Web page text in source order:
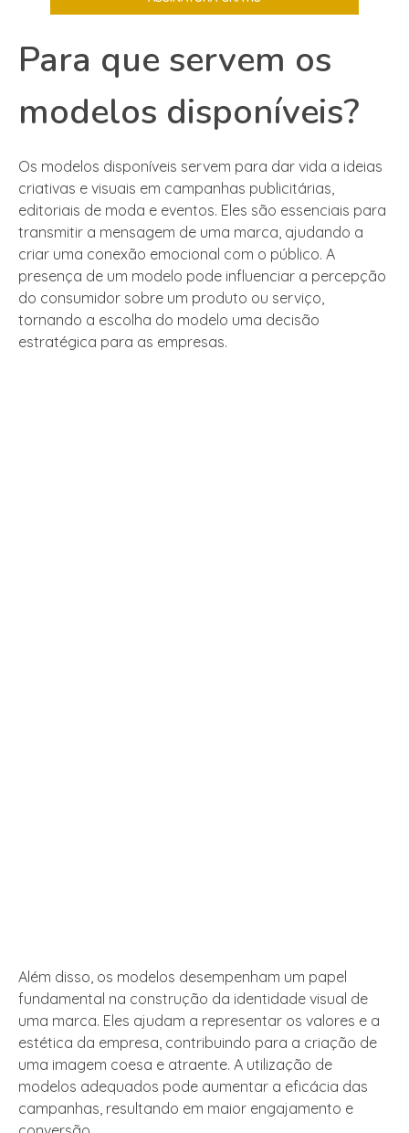
Para que servem os
modelos disponíveis?
Os modelos disponíveis servem para dar vida a ideias
criativas e visuais em campanhas publicitárias,
editoriais de moda e eventos. Eles são essenciais para
transmitir a mensagem de uma marca, ajudando a
criar uma conexão emocional com o público. A
presença de um modelo pode influenciar a percepção
do consumidor sobre um produto ou serviço,
tornando a escolha do modelo uma decisão
estratégica para as empresas.
Além disso, os modelos desempenham um papel
fundamental na construção da identidade visual de
uma marca. Eles ajudam a representar os valores e a
estética da empresa, contribuindo para a criação de
uma imagem coesa e atraente. A utilização de
modelos adequados pode aumentar a eficácia das
campanhas, resultando em maior engajamento e